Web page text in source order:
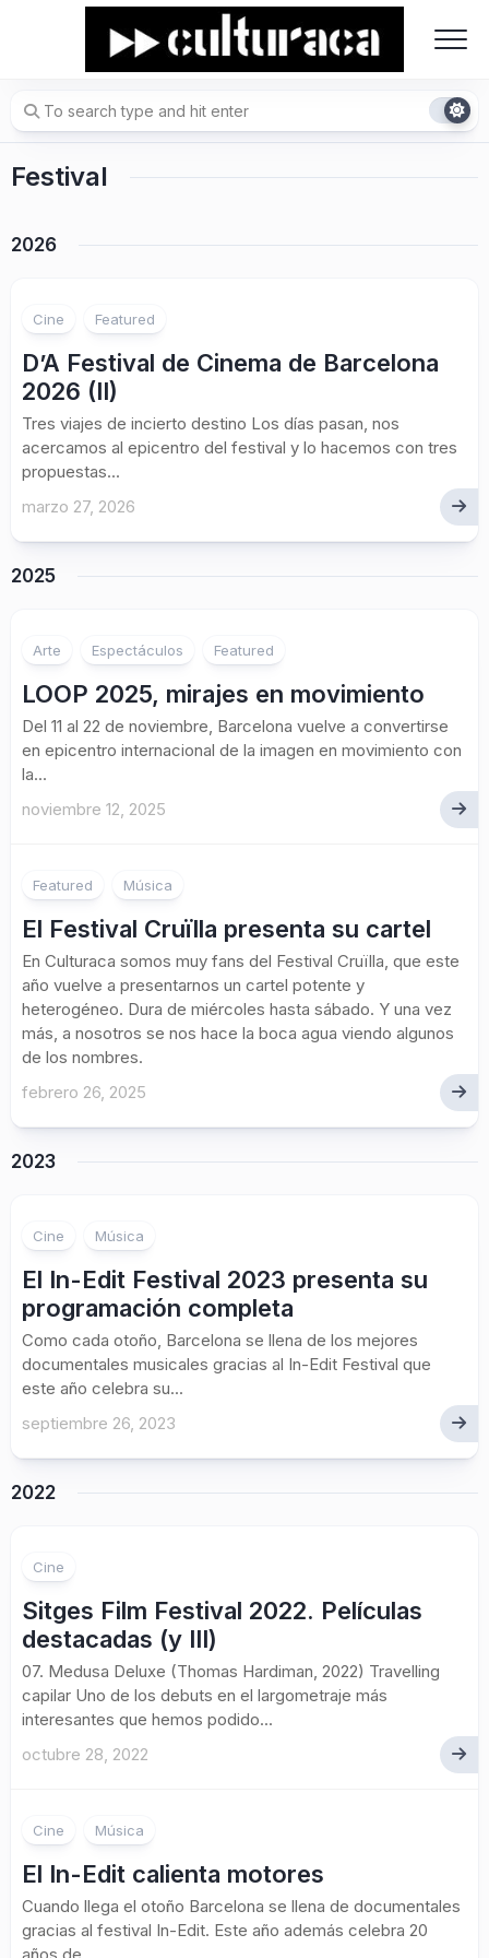
Festival
2026
Cine Featured
D’A Festival de Cinema de Barcelona
2026 (II)
Tres viajes de incierto destino Los días pasan, nos
acercamos al epicentro del festival y lo hacemos con tres
propuestas...
marzo 27, 2026
2025
Arte Espectáculos Featured
LOOP 2025, mirajes en movimiento
Del 11 al 22 de noviembre, Barcelona vuelve a convertirse
en epicentro internacional de la imagen en movimiento con
la...
noviembre 12, 2025
Featured Música
El Festival Cruïlla presenta su cartel
En Culturaca somos muy fans del Festival Cruïlla, que este
año vuelve a presentarnos un cartel potente y
heterogéneo. Dura de miércoles hasta sábado. Y una vez
más, a nosotros se nos hace la boca agua viendo algunos
de los nombres.
febrero 26, 2025
2023
Cine Música
El In-Edit Festival 2023 presenta su
programación completa
Como cada otoño, Barcelona se llena de los mejores
documentales musicales gracias al In-Edit Festival que
este año celebra su...
septiembre 26, 2023
2022
Cine
Sitges Film Festival 2022. Películas
destacadas (y III)
07. Medusa Deluxe (Thomas Hardiman, 2022) Travelling
capilar Uno de los debuts en el largometraje más
interesantes que hemos podido...
octubre 28, 2022
Cine Música
El In-Edit calienta motores
Cuando llega el otoño Barcelona se llena de documentales
gracias al festival In-Edit. Este año además celebra 20